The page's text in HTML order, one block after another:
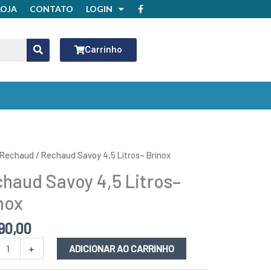
CONTATO LOGIN
F
a
Carrinho
Rechaud / Rechaud Savoy 4,5 Litros– Brinox
Savoy 4,5 Litros–
+ ADICIONAR AO CARRINHO